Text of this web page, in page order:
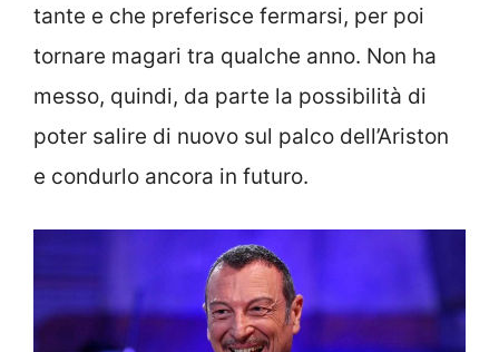
tante e che preferisce fermarsi, per poi
tornare magari tra qualche anno. Non ha
messo, quindi, da parte la possibilità di
poter salire di nuovo sul palco dell’Ariston
e condurlo ancora in futuro.